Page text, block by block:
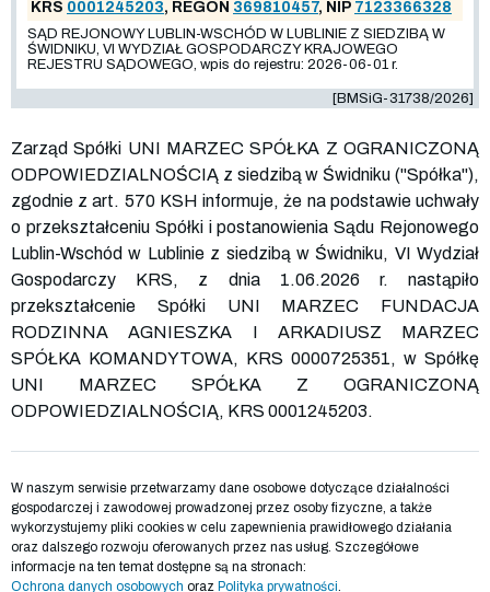
KRS 0001245203, REGON 369810457, NIP 7123366328
SĄD REJONOWY LUBLIN-WSCHÓD W LUBLINIE Z SIEDZIBĄ W
ŚWIDNIKU, VI WYDZIAŁ GOSPODARCZY KRAJOWEGO
REJESTRU SĄDOWEGO, wpis do rejestru: 2026-06-01 r.
[BMSiG-31738/2026]
Zarząd Spółki UNI MARZEC SPÓŁKA Z OGRANICZONĄ
ODPOWIEDZIALNOŚCIĄ z siedzibą w Świdniku ("Spółka"),
zgodnie z art. 570 KSH informuje, że na podstawie uchwały
o przekształceniu Spółki i postanowienia Sądu Rejonowego
Lublin-Wschód w Lublinie z siedzibą w Świdniku, VI Wydział
Gospodarczy KRS, z dnia 1.06.2026 r. nastąpiło
przekształcenie Spółki UNI MARZEC FUNDACJA
RODZINNA AGNIESZKA I ARKADIUSZ MARZEC
SPÓŁKA KOMANDYTOWA, KRS 0000725351, w Spółkę
UNI MARZEC SPÓŁKA Z OGRANICZONĄ
ODPOWIEDZIALNOŚCIĄ, KRS 0001245203.
W naszym serwisie przetwarzamy dane osobowe dotyczące działalności
gospodarczej i zawodowej prowadzonej przez osoby fizyczne, a także
wykorzystujemy pliki cookies w celu zapewnienia prawidłowego działania
oraz dalszego rozwoju oferowanych przez nas usług. Szczegółowe
informacje na ten temat dostępne są na stronach:
Ochrona danych osobowych oraz Polityka prywatności